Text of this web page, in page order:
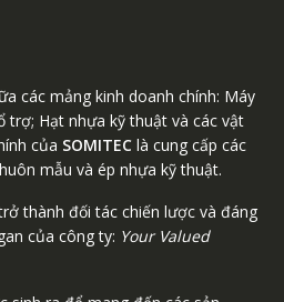
các mảng kinh doanh chính: Máy
trợ; Hạt nhựa kỹ thuật và các vật
của SOMITEClà cung cấp các
mẫu và ép nhựa kỹ thuật.
thành đối tác chiến lược và đáng
của công ty: Your Valued